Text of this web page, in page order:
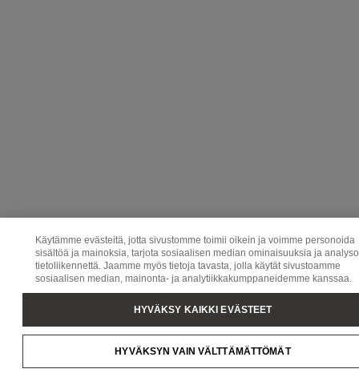
Käytämme evästeitä, jotta sivustomme toimii oikein ja voimme personoida
sisältöä ja mainoksia, tarjota sosiaalisen median ominaisuuksia ja
tietoliikennettä. Jaamme myös tietoja tavasta, jolla käytät sivustoamme
sosiaalisen median, mainonta- ja analytiikkakumppaneidemme kanssaa.
HYVÄKSYN VAIN VÄLTTÄMÄTTÖMÄT
HYVÄKSY KAIKKI EVÄSTEET